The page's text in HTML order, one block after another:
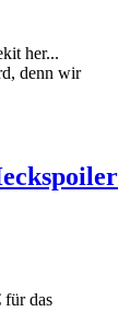
her...
denn wir
für das